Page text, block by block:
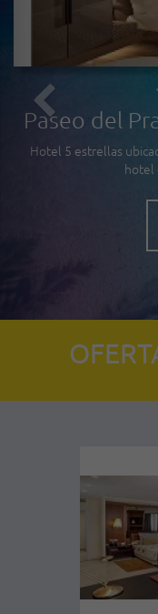
Paseo del
Hotel 5 estrellas
hotel